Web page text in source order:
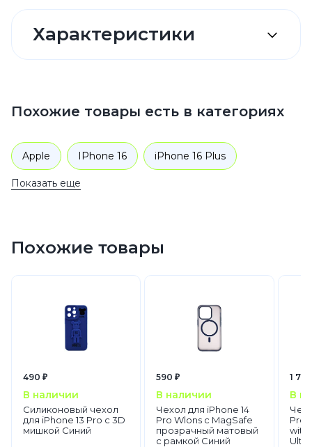
Характеристики
Похожие товары есть в категориях
Apple IPhone 16 iPhone 16 Plus
iPhone 16
Показать еще
Похожие товары
490 ₽
В наличии
Силиконовый чехол
для iPhone 13 Pro с 3D
мишкой Синий
590 ₽
В наличии
Чехол для iPhone 14
Pro Wlons с MagSafe
прозрачный матовый
с рамкой Синий
1
В
Pro
with